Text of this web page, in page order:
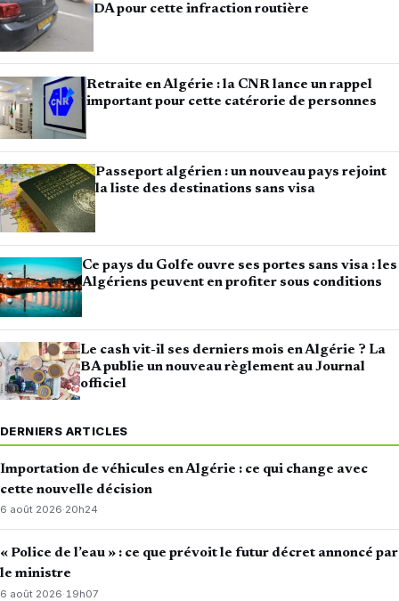
DA pour cette infraction routière
Retraite en Algérie : la CNR lance un rappel
important pour cette catérorie de personnes
Passeport algérien : un nouveau pays rejoint
la liste des destinations sans visa
Ce pays du Golfe ouvre ses portes sans visa : les
Algériens peuvent en profiter sous conditions
Le cash vit-il ses derniers mois en Algérie ? La
BA publie un nouveau règlement au Journal
officiel
DERNIERS ARTICLES
Importation de véhicules en Algérie : ce qui change avec
cette nouvelle décision
6 août 2026·20h24
« Police de l’eau » : ce que prévoit le futur décret annoncé par
le ministre
6 août 2026·19h07